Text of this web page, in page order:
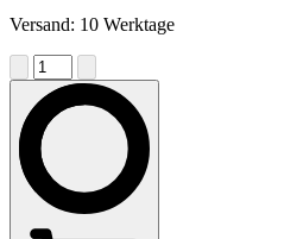
Versand: 10 Werktage